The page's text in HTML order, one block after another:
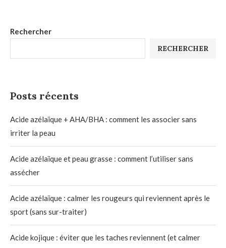
Rechercher
RECHERCHER
Posts récents
Acide azélaïque + AHA/BHA : comment les associer sans
irriter la peau
Acide azélaïque et peau grasse : comment l’utiliser sans
assécher
Acide azélaïque : calmer les rougeurs qui reviennent après le
sport (sans sur-traiter)
Acide kojique : éviter que les taches reviennent (et calmer